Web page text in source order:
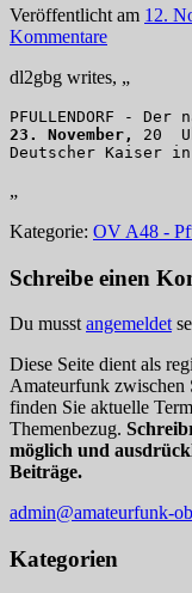
Veröffentlicht am 12.
Kommentare
dl2gbg writes, „
PFULLENDORF -
23. November,
20
Deutscher Kaiser
„
Kategorie: OV A48 -
Schreibe einen
Du musst angemeldet
Diese Seite dient als
Amateurfunk zwischen
finden Sie aktuelle
Themenbezug.
möglich und
Beiträge.
admin@amateurfunk-
Kategorien